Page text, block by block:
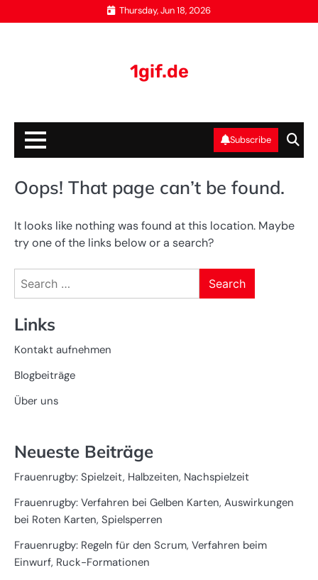
to
Thursday, Jun 18, 2026
1gif.de
Subscribe
Oops! That page can’t be found.
It looks like nothing was found at this location. Maybe
try one of the links below or a search?
Search
Links
Kontakt aufnehmen
Blogbeiträge
Über uns
Neueste Beiträge
Frauenrugby: Spielzeit, Halbzeiten, Nachspielzeit
Frauenrugby: Verfahren bei Gelben Karten, Auswirkungen
bei Roten Karten, Spielsperren
Frauenrugby: Regeln für den Scrum, Verfahren beim
Einwurf, Ruck-Formationen